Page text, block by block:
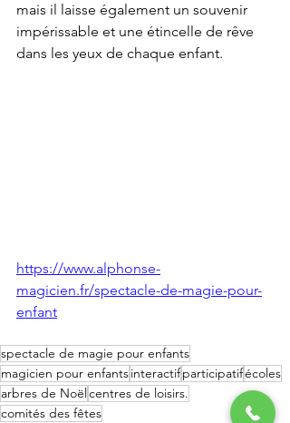
mais il laisse également un souvenir
impérissable et une étincelle de rêve
dans les yeux de chaque enfant.
https://www.alphonse-
magicien.fr/spectacle-de-magie-pour-
enfant
spectacle de magie pour enfants
magicien pour enfantsinteractifparticipatifécoles
arbres de Noël centres de loisirs.
comités des fêtes